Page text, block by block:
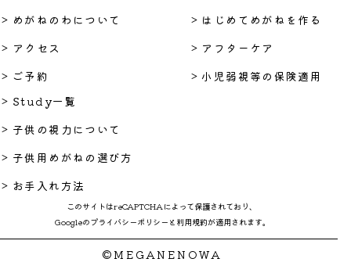
> めがねのわについて
> アクセス
> ご予約
> はじめてめがねを作る
> アフターケア
> 小児弱視等の保険適用
> Study一覧
> 子供の視力について
> 子供用めがねの選び方
> お手入れ方法
このサイトはreCAPTCHAによって保護されており、
Googleのプライバシーポリシー と 利用規約が適用されます。
©MEGANENOWA